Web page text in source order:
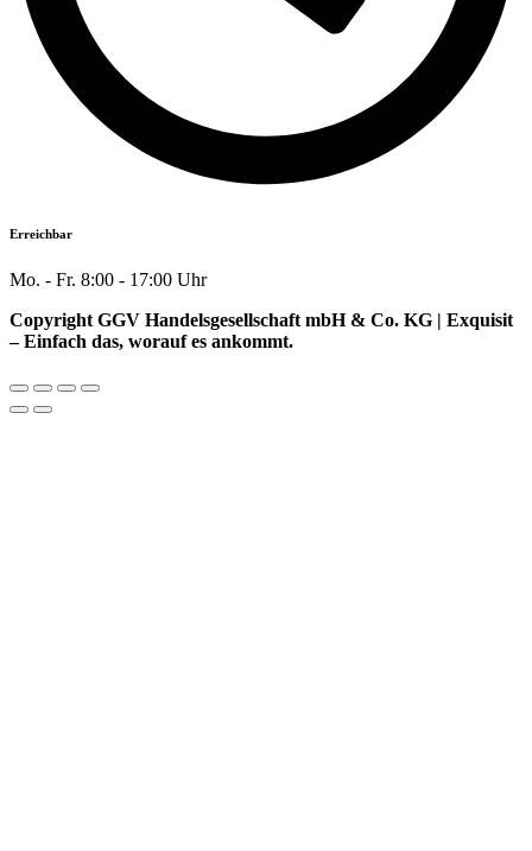
Erreichbar
Mo. - Fr. 8:00 - 17:00 Uhr
Copyright GGV Handelsgesellschaft mbH & Co. KG | Exquisit
– Einfach das, worauf es ankommt.